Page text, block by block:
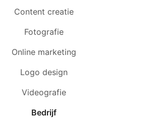
Content creatie
Fotografie
Online marketing
Logo design
Videografie
Bedrijf